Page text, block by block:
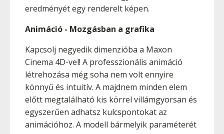
eredményét egy renderelt képen.
Animáció - Mozgásban a grafika
Kapcsolj negyedik dimenzióba a Maxon
Cinema 4D-vel! A professzionális animáció
létrehozása még soha nem volt ennyire
könnyű és intuitív. A majdnem minden elem
előtt megtalálható kis körrel villámgyorsan és
egyszerűen adhatsz kulcspontokat az
animációhoz. A modell bármelyik paraméterét